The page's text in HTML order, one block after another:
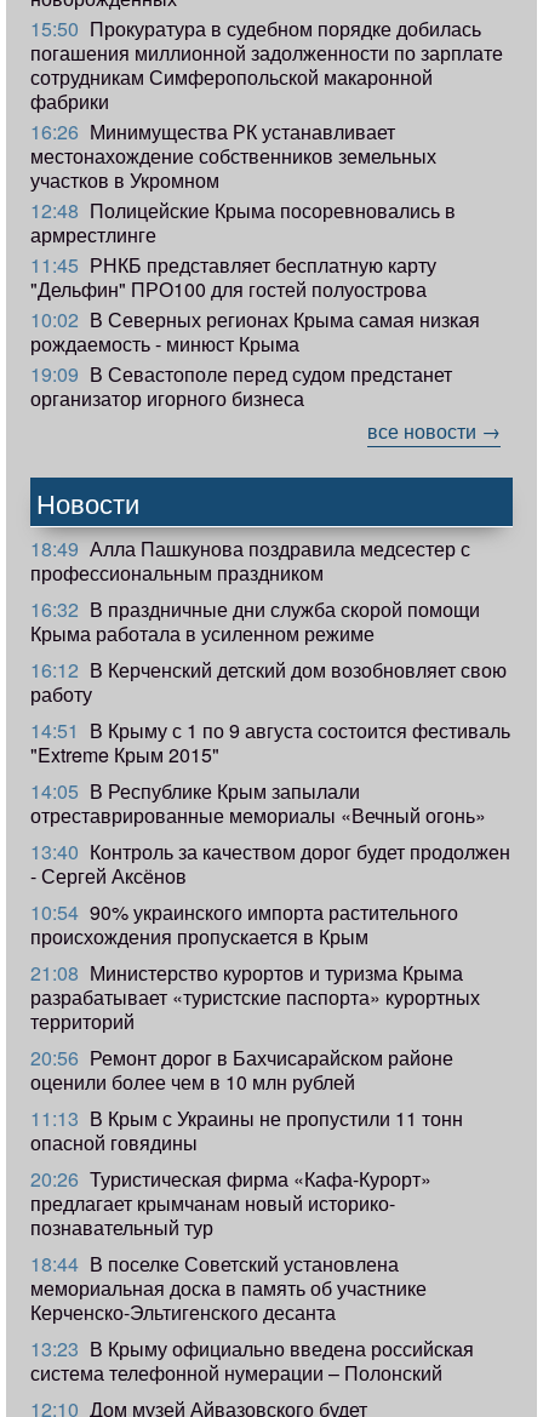
15:50 Прокуратура в судебном порядке добилась
погашения миллионной задолженности по зарплате
сотрудникам Симферопольской макаронной
фабрики
16:26 Минимущества РК устанавливает
местонахождение собственников земельных
участков в Укромном
12:48 Полицейские Крыма посоревновались в
армрестлинге
11:45 РНКБ представляет бесплатную карту
"Дельфин" ПРО100 для гостей полуострова
10:02 В Северных регионах Крыма самая низкая
рождаемость - минюст Крыма
19:09 В Севастополе перед судом предстанет
организатор игорного бизнеса
все новости →
Новости
18:49 Алла Пашкунова поздравила медсестер с
профессиональным праздником
16:32 В праздничные дни служба скорой помощи
Крыма работала в усиленном режиме
16:12 В Керченский детский дом возобновляет свою
работу
14:51 В Крыму с 1 по 9 августа состоится фестиваль
"Extreme Крым 2015"
14:05 В Республике Крым запылали
отреставрированные мемориалы «Вечный огонь»
13:40 Контроль за качеством дорог будет продолжен
- Сергей Аксёнов
10:54 90% украинского импорта растительного
происхождения пропускается в Крым
21:08 Министерство курортов и туризма Крыма
разрабатывает «туристские паспорта» курортных
территорий
20:56 Ремонт дорог в Бахчисарайском районе
оценили более чем в 10 млн рублей
11:13 В Крым с Украины не пропустили 11 тонн
опасной говядины
20:26 Туристическая фирма «Кафа-Курорт»
предлагает крымчанам новый историко-
познавательный тур
18:44 В поселке Советский установлена
мемориальная доска в память об участнике
Керченско-Эльтигенского десанта
13:23 В Крыму официально введена российская
система телефонной нумерации – Полонский
12:10 Дом музей Айвазовского будет